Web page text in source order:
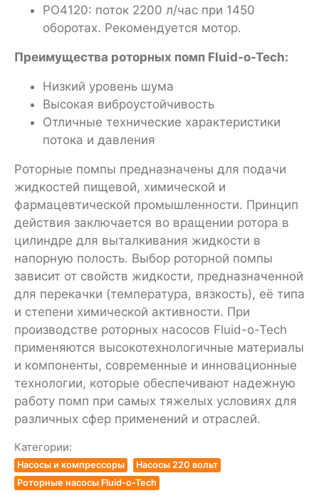
PO4120: поток 2200 л/час при 1450
оборотах. Рекомендуется мотор.
Преимущества роторных помп Fluid-o-Tech:
Низкий уровень шума
Высокая виброустойчивость
Отличные технические характеристики
потока и давления
Роторные помпы предназначены для подачи
жидкостей пищевой, химической и
фармацевтической промышленности. Принцип
действия заключается во вращении ротора в
цилиндре для выталкивания жидкости в
напорную полость. Выбор роторной помпы
зависит от свойств жидкости, предназначенной
для перекачки (температура, вязкость), её типа
и степени химической активности. При
производстве роторных насосов Fluid-o-Tech
применяются высокотехнологичные материалы
и компоненты, современные и инновационные
технологии, которые обеспечивают надежную
работу помп при самых тяжелых условиях для
различных сфер применений и отраслей.
Категории:
Насосы и компрессоры
Насосы 220 вольт
Роторные насосы Fluid-o-Tech